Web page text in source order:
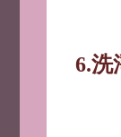
6.洗